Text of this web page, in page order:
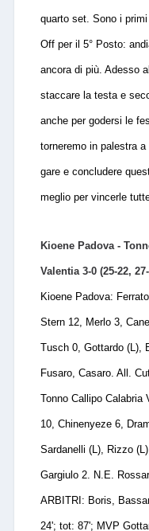
quarto set. Sono i
Off per il 5° Posto:
ancora di più. Adesso
staccare la testa e
anche per godersi le
torneremo in palestra
gare e concludere
meglio per vincerle
Kioene Padova -
Valentia 3-0 (25-22,
Kioene Padova:
Stern 12, Merlo 3,
Tusch 0, Gottardo (L),
Fusaro, Casaro. All.
Tonno Callipo
10, Chinenyeze 6,
Sardanelli (L), Rizzo
Gargiulo 2. N.E.
ARBITRI: Boris,
24'; tot: 87'; MVP